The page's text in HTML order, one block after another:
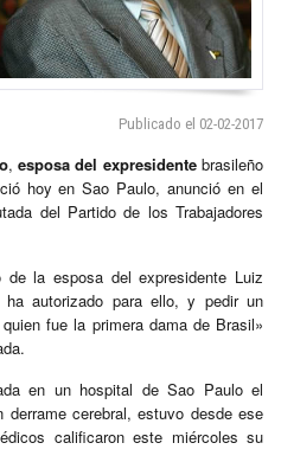
Publicado el 02-02-2017
, esposa del expresidentebrasileño
hoy en Sao Paulo, anunció en el
del Partido de los Trabajadores
de la esposa del expresidente Luiz
autorizado para ello, y pedir un
fue la primera dama de Brasil»
en un hospital de Sao Paulo el
cerebral, estuvo desde ese
calificaron este miércoles su